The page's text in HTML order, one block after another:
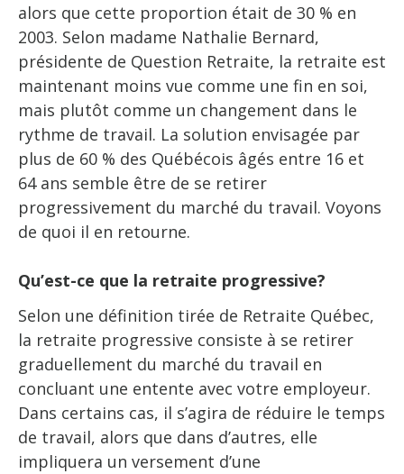
alors que cette proportion était de 30 % en
2003. Selon madame Nathalie Bernard,
présidente de Question Retraite, la retraite est
maintenant moins vue comme une fin en soi,
mais plutôt comme un changement dans le
rythme de travail. La solution envisagée par
plus de 60 % des Québécois âgés entre 16 et
64 ans semble être de se retirer
progressivement du marché du travail. Voyons
de quoi il en retourne.
Qu’est-ce que la retraite progressive?
Selon une définition tirée de Retraite Québec,
la retraite progressive consiste à se retirer
graduellement du marché du travail en
concluant une entente avec votre employeur.
Dans certains cas, il s’agira de réduire le temps
de travail, alors que dans d’autres, elle
impliquera un versement d’une